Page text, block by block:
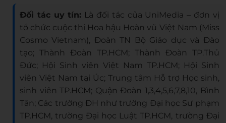
Đối tác uy tín: Là đối tác của UniMedia – đơn vị
tổ chức cuộc thi Hoa hậu Hoàn vũ Việt Nam (Miss
Cosmo Vietnam), Đoàn TN Bộ Giáo dục và Đào
tạo; Thành Đoàn TP.HCM; Thành Đoàn TP.Thủ
Đức; Hội Sinh viên Việt Nam TP.HCM; Hội Sinh
viên Việt Nam tại Úc; Trung tâm Hỗ trợ Học sinh,
sinh viên TP.HCM; Quận Đoàn 1,3,4,5,6,7,8,10, Bình
Tân; Các trường ĐH như trường Đại học Sư phạm
TP.HCM, trường Đại học Luật TP.HCM, trường Đại